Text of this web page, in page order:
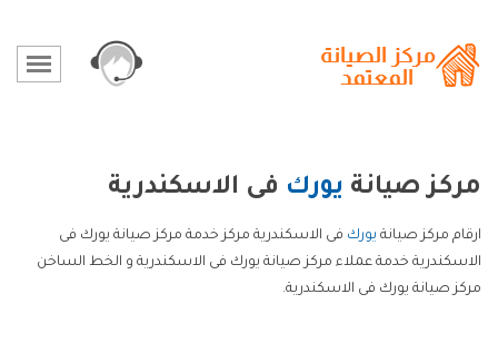
مركز صيانة يورك فى الاسكندرية
ارقام مركز صيانة يورك فى الاسكندرية مركز خدمة مركز صيانة يورك فى
الاسكندرية خدمة عملاء مركز صيانة يورك فى الاسكندرية و الخط الساخن
مركز صيانة يورك فى الاسكندرية.